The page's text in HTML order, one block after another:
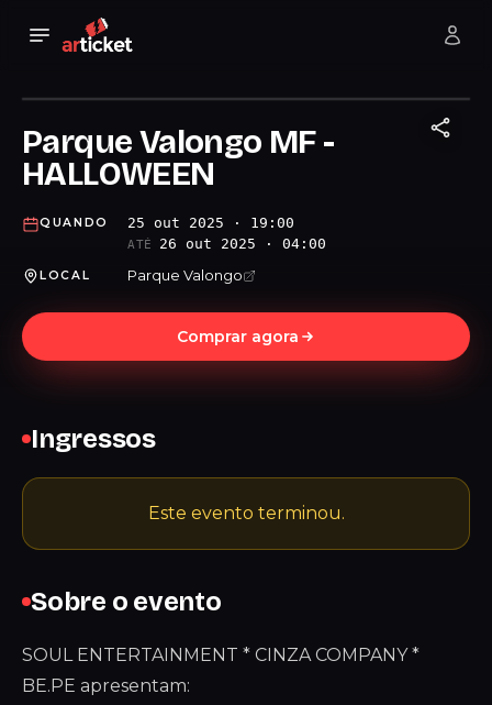
Parque Valongo MF -
HALLOWEEN
QUANDO 25 out 2025 · 19:00
ATÉ 26 out 2025 · 04:00
LOCAL Parque Valongo
Comprar agora
Sobre o evento
SOUL ENTERTAINMENT * CINZA COMPANY *
BE.PE apresentam:
Ingressos
Este evento terminou.